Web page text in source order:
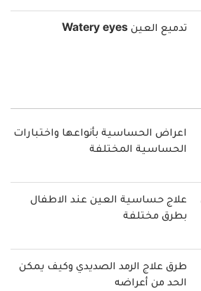
تدميع العين Watery eyes
اعراض الحساسية بأنواعها واختبارات
الحساسية المختلفة
علاج حساسية العين عند الاطفال
بطرق مختلفة
طرق علاج الرمد الصديدي وكيف يمكن
الحد من أعراضه